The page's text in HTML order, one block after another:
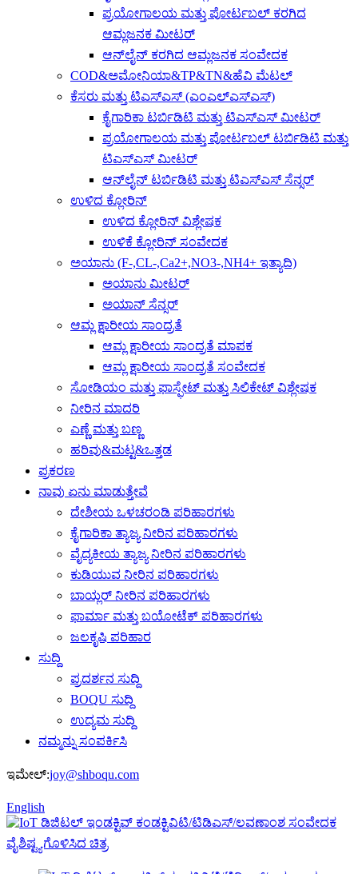
ಪ್ರಯೋಗಾಲಯ ಮತ್ತು ಪೋರ್ಟಬಲ್ ಕರಗಿದ
ಆಮ್ಲಜನಕ ಮೀಟರ್
ಆನ್‌ಲೈನ್ ಕರಗಿದ ಆಮ್ಲಜನಕ ಸಂವೇದಕ
COD&ಅಮೋನಿಯಾ&TP&TN&ಹೆವಿ ಮೆಟಲ್
ಕೆಸರು ಮತ್ತು ಟಿಎಸ್ಎಸ್ (ಎಂಎಲ್ಎಸ್ಎಸ್)
ಕೈಗಾರಿಕಾ ಟರ್ಬಿಡಿಟಿ ಮತ್ತು ಟಿಎಸ್ಎಸ್ ಮೀಟರ್
ಪ್ರಯೋಗಾಲಯ ಮತ್ತು ಪೋರ್ಟಬಲ್ ಟರ್ಬಿಡಿಟಿ ಮತ್ತು
ಟಿಎಸ್ಎಸ್ ಮೀಟರ್
ಆನ್‌ಲೈನ್ ಟರ್ಬಿಡಿಟಿ ಮತ್ತು ಟಿಎಸ್ಎಸ್ ಸೆನ್ಸರ್
ಉಳಿದ ಕ್ಲೋರಿನ್
ಉಳಿದ ಕ್ಲೋರಿನ್ ವಿಶ್ಲೇಷಕ
ಉಳಿಕೆ ಕ್ಲೋರಿನ್ ಸಂವೇದಕ
ಅಯಾನು (F-,CL-,Ca2+,NO3-,NH4+ ಇತ್ಯಾದಿ)
ಅಯಾನು ಮೀಟರ್
ಅಯಾನ್ ಸೆನ್ಸರ್
ಆಮ್ಲ ಕ್ಷಾರೀಯ ಸಾಂದ್ರತೆ
ಆಮ್ಲ ಕ್ಷಾರೀಯ ಸಾಂದ್ರತೆ ಮಾಪಕ
ಆಮ್ಲ ಕ್ಷಾರೀಯ ಸಾಂದ್ರತೆ ಸಂವೇದಕ
ಸೋಡಿಯಂ ಮತ್ತು ಫಾಸ್ಫೇಟ್ ಮತ್ತು ಸಿಲಿಕೇಟ್ ವಿಶ್ಲೇಷಕ
ನೀರಿನ ಮಾದರಿ
ಎಣ್ಣೆ ಮತ್ತು ಬಣ್ಣ
ಹರಿವು&ಮಟ್ಟ&ಒತ್ತಡ
ಪ್ರಕರಣ
ನಾವು ಏನು ಮಾಡುತ್ತೇವೆ
ದೇಶೀಯ ಒಳಚರಂಡಿ ಪರಿಹಾರಗಳು
ಕೈಗಾರಿಕಾ ತ್ಯಾಜ್ಯ ನೀರಿನ ಪರಿಹಾರಗಳು
ವೈದ್ಯಕೀಯ ತ್ಯಾಜ್ಯ ನೀರಿನ ಪರಿಹಾರಗಳು
ಕುಡಿಯುವ ನೀರಿನ ಪರಿಹಾರಗಳು
ಬಾಯ್ಲರ್ ನೀರಿನ ಪರಿಹಾರಗಳು
ಫಾರ್ಮಾ ಮತ್ತು ಬಯೋಟೆಕ್ ಪರಿಹಾರಗಳು
ಜಲಕೃಷಿ ಪರಿಹಾರ
ಸುದ್ದಿ
ಪ್ರದರ್ಶನ ಸುದ್ದಿ
BOQU ಸುದ್ದಿ
ಉದ್ಯಮ ಸುದ್ದಿ
ನಮ್ಮನ್ನು ಸಂಪರ್ಕಿಸಿ
ಇಮೇಲ್:joy@shboqu.com
English